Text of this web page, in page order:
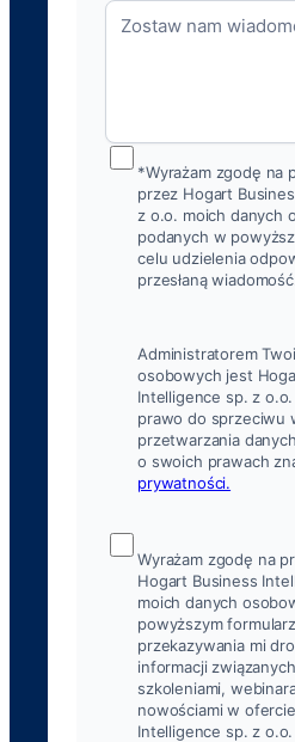
*Wyrażam zgodę na
przez Hogart
z o.o. moich danych
podanych w
celu udzielenia
przesłaną
Administratorem
osobowych jest
Intelligence sp. z o.o.
prawo do sprzeciwu
przetwarzania
o swoich prawach
prywatności.
Wyrażam zgodę na
Hogart Business
moich danych
powyższym
przekazywania mi
informacji
szkoleniami,
nowościami w
Intelligence sp. z o.o.